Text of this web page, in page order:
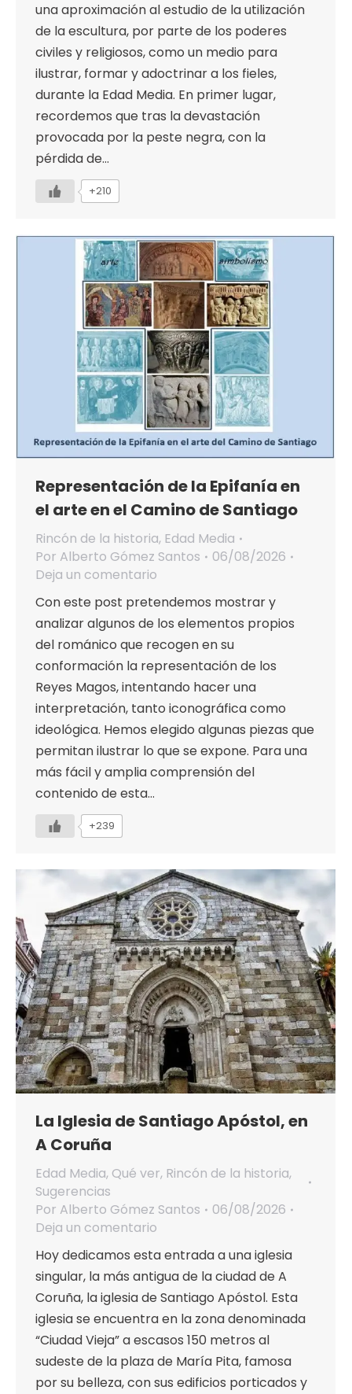
una aproximación al estudio de la utilización
de la escultura, por parte de los poderes
civiles y religiosos, como un medio para
ilustrar, formar y adoctrinar a los fieles,
durante la Edad Media. En primer lugar,
recordemos que tras la devastación
provocada por la peste negra, con la
pérdida de…
+210
Representación de la Epifanía en
el arte en el Camino de Santiago
Rincón de la historia, Edad Media
Por Alberto Gómez Santos
06/08/2026
Deja un comentario
Con este post pretendemos mostrar y
analizar algunos de los elementos propios
del románico que recogen en su
conformación la representación de los
Reyes Magos, intentando hacer una
interpretación, tanto iconográfica como
ideológica. Hemos elegido algunas piezas que
permitan ilustrar lo que se expone. Para una
más fácil y amplia comprensión del
contenido de esta…
+239
La Iglesia de Santiago Apóstol, en
A Coruña
Edad Media, Qué ver, Rincón de la historia,
Sugerencias
Por Alberto Gómez Santos
06/08/2026
Deja un comentario
Hoy dedicamos esta entrada a una iglesia
singular, la más antigua de la ciudad de A
Coruña, la iglesia de Santiago Apóstol. Esta
iglesia se encuentra en la zona denominada
“Ciudad Vieja” a escasos 150 metros al
sudeste de la plaza de María Pita, famosa
por su belleza, con sus edificios porticados y